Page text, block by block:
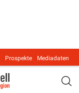
Prospekte Mediadaten